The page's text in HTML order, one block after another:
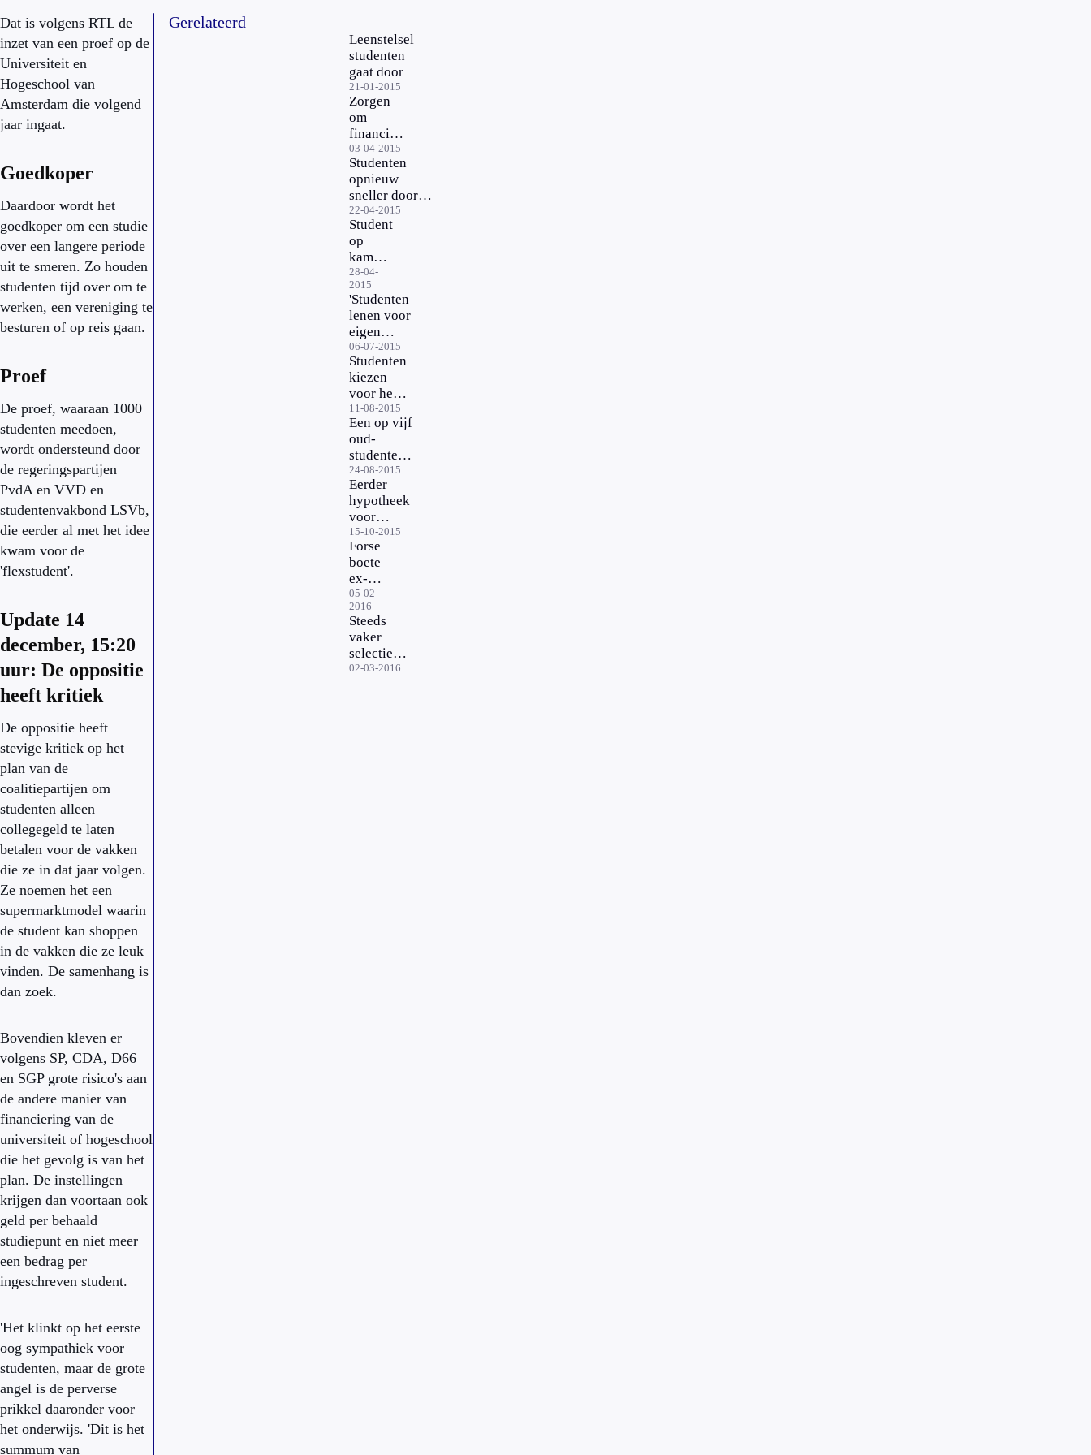
Dat is volgens RTL de
inzet van een proef op de
Universiteit en
Hogeschool van
Amsterdam die volgend
jaar ingaat.
Goedkoper
Daardoor wordt het
goedkoper om een studie
over een langere periode
uit te smeren. Zo houden
studenten tijd over om te
werken, een vereniging te
besturen of op reis gaan.
Proef
De proef, waaraan 1000
studenten meedoen,
wordt ondersteund door
de regeringspartijen
PvdA en VVD en
studentenvakbond LSVb,
die eerder al met het idee
kwam voor de
'flexstudent'.
Update 14
december, 15:20
uur: De oppositie
heeft kritiek
De oppositie heeft
stevige kritiek op het
plan van de
coalitiepartijen om
studenten alleen
collegegeld te laten
betalen voor de vakken
die ze in dat jaar volgen.
Ze noemen het een
supermarktmodel waarin
de student kan shoppen
in de vakken die ze leuk
vinden. De samenhang is
dan zoek.
Bovendien kleven er
volgens SP, CDA, D66
en SGP grote risico's aan
de andere manier van
financiering van de
universiteit of hogeschool
die het gevolg is van het
plan. De instellingen
krijgen dan voortaan ook
geld per behaald
studiepunt en niet meer
een bedrag per
ingeschreven student.
'Het klinkt op het eerste
oog sympathiek voor
studenten, maar de grote
angel is de perverse
prikkel daaronder voor
het onderwijs. 'Dit is het
summum van
Gerelateerd
Leenstelsel
studenten
gaat door
21-01-2015
Zorgen
om
financiën
mbo-
studenten
03-04-2015
Studenten
opnieuw
sneller door
bachelorstudie
22-04-2015
Student
op
kamers
wordt
afgezet
28-04-
2015
'Studenten
lenen voor
eigen
spaarrekening'
06-07-2015
Studenten
kiezen
voor het
grote
geld
11-08-2015
Een op vijf
oud-
studenten
wanbetaler
24-08-2015
Eerder
hypotheek
voor
aflossende
oud-
student
15-10-2015
Forse
boete
ex-
student
voor
vergeten
ov
05-02-
2016
Steeds
vaker
selectieve
toelating
02-03-2016